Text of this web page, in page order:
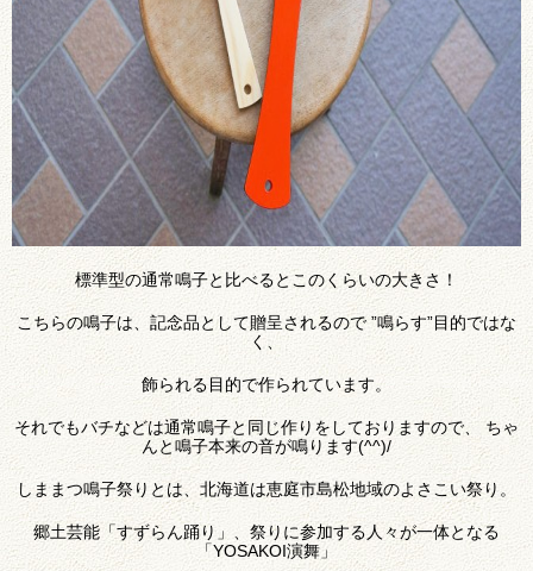
標準型の通常鳴子と比べるとこのくらいの大きさ！
こちらの鳴子は、記念品として贈呈されるので ”鳴らす”目的ではな
く、
飾られる目的で作られています。
それでもバチなどは通常鳴子と同じ作りをしておりますので、 ちゃ
んと鳴子本来の音が鳴ります(^^)/
しままつ鳴子祭りとは、北海道は恵庭市島松地域のよさこい祭り。
郷土芸能「すずらん踊り」、祭りに参加する人々が一体となる
「YOSAKOI演舞」